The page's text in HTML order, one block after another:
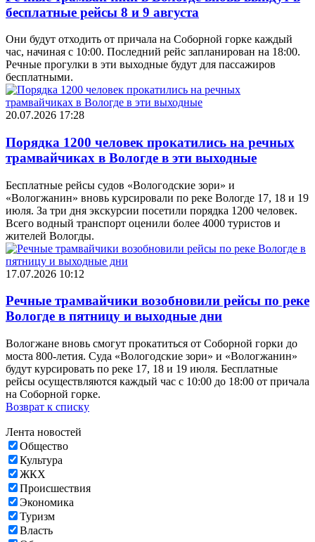
бесплатные рейсы 8 и 9 августа
Они будут отходить от причала на Соборной горке каждый
час, начиная с 10:00. Последний рейс запланирован на 18:00.
Речные прогулки в эти выходные будут для пассажиров
бесплатными.
20.07.2026 17:28
Порядка 1200 человек прокатились на речных
трамвайчиках в Вологде в эти выходные
Бесплатные рейсы судов «Вологодские зори» и
«Вологжанин» вновь курсировали по реке Вологде 17, 18 и 19
июля. За три дня экскурсии посетили порядка 1200 человек.
Всего водный транспорт оценили более 4000 туристов и
жителей Вологды.
17.07.2026 10:12
Речные трамвайчики возобновили рейсы по реке
Вологде в пятницу и выходные дни
Вологжане вновь смогут прокатиться от Соборной горки до
моста 800-летия. Суда «Вологодские зори» и «Вологжанин»
будут курсировать по реке 17, 18 и 19 июля. Бесплатные
рейсы осуществляются каждый час с 10:00 до 18:00 от причала
на Соборной горке.
Возврат к списку
Лента новостей
Общество
Культура
ЖКХ
Происшествия
Экономика
Туризм
Власть